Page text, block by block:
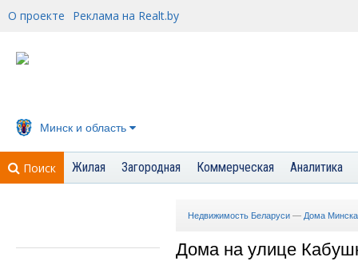
О проекте Реклама на Realt.by
Минск и область
Поиск Жилая Загородная Коммерческая Аналитика
Недвижимость Беларуси — Дома Минска
Дома на улице